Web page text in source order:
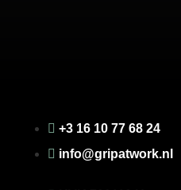
+3 16 10 77 68 24
info@gripatwork.nl